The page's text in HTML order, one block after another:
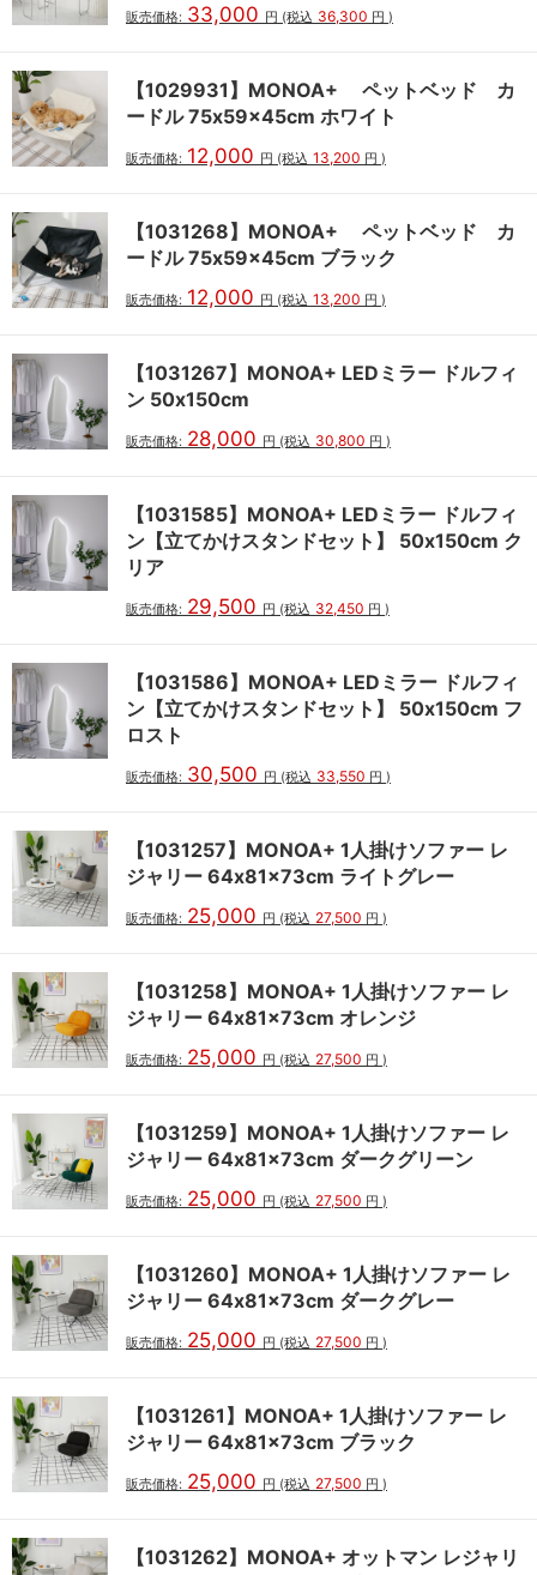
販売価格: 33,000 円 (税込 36,300 円 )
【1029931】MONOA+ ペットベッド カ
ードル 75x59x45cm ホワイト
販売価格: 12,000 円 (税込 13,200 円 )
【1031268】MONOA+ ペットベッド カ
ードル 75x59x45cm ブラック
販売価格: 12,000 円 (税込 13,200 円 )
【1031267】MONOA+ LEDミラー ドルフィ
ン 50x150cm
販売価格: 28,000 円 (税込 30,800 円 )
【1031585】MONOA+ LEDミラー ドルフィ
ン【立てかけスタンドセット】 50x150cm ク
リア
販売価格: 29,500 円 (税込 32,450 円 )
【1031586】MONOA+ LEDミラー ドルフィ
ン【立てかけスタンドセット】 50x150cm フ
ロスト
販売価格: 30,500 円 (税込 33,550 円 )
【1031257】MONOA+ 1人掛けソファー レ
ジャリー 64x81x73cm ライトグレー
販売価格: 25,000 円 (税込 27,500 円 )
【1031258】MONOA+ 1人掛けソファー レ
ジャリー 64x81x73cm オレンジ
販売価格: 25,000 円 (税込 27,500 円 )
【1031259】MONOA+ 1人掛けソファー レ
ジャリー 64x81x73cm ダークグリーン
販売価格: 25,000 円 (税込 27,500 円 )
【1031260】MONOA+ 1人掛けソファー レ
ジャリー 64x81x73cm ダークグレー
販売価格: 25,000 円 (税込 27,500 円 )
【1031261】MONOA+ 1人掛けソファー レ
ジャリー 64x81x73cm ブラック
販売価格: 25,000 円 (税込 27,500 円 )
【1031262】MONOA+ オットマン レジャリ